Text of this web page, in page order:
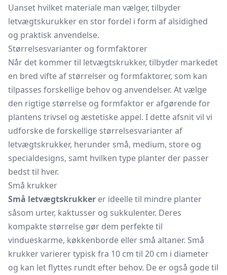
Uanset hvilket materiale man vælger, tilbyder
letvægtskurukker en stor fordel i form af alsidighed
og praktisk anvendelse.
Størrelsesvarianter og formfaktorer
Når det kommer til letvægtskrukker, tilbyder markedet
en bred vifte af størrelser og formfaktorer, som kan
tilpasses forskellige behov og anvendelser. At vælge
den rigtige størrelse og formfaktor er afgørende for
plantens trivsel og æstetiske appel. I dette afsnit vil vi
udforske de forskellige størrelsesvarianter af
letvægtskrukker, herunder små, medium, store og
specialdesigns, samt hvilken type planter der passer
bedst til hver.
Små krukker
Små letvægtskrukker er ideelle til mindre planter
såsom urter, kaktusser og sukkulenter. Deres
kompakte størrelse gør dem perfekte til
vindueskarme, køkkenborde eller små altaner. Små
krukker varierer typisk fra 10 cm til 20 cm i diameter
og kan let flyttes rundt efter behov. De er også gode til